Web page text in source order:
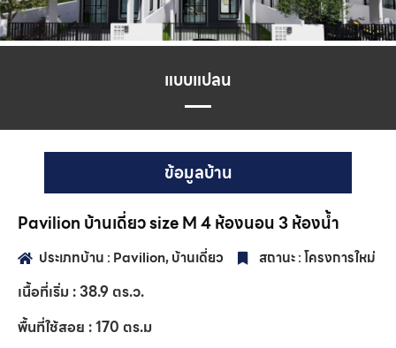
แบบแปลน
ข้อมูลบ้าน
Pavilion บ้านเดี่ยว size M 4 ห้องนอน 3 ห้องน้ำ
ประเภทบ้าน : Pavilion,บ้านเดี่ยว สถานะ :โครงการใหม่
เนื้อที่เริ่ม :38.9 ตร.ว.
พื้นที่ใช้สอย :170 ตร.ม